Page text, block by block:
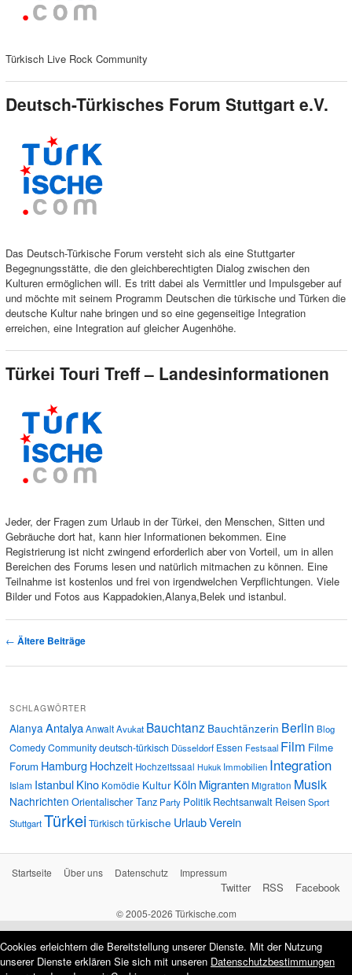
Türkisch Live Rock Community
Deutsch-Türkisches Forum Stuttgart e.V.
Das Deutsch-Türkische Forum versteht sich als eine Stuttgarter
Begegnungsstätte, die den gleichberechtigten Dialog zwischen den
Kulturen ermöglichen will. Es tritt dabei als Vermittler und Impulsgeber auf
und möchte mit seinem Programm Deutschen die türkische und Türken die
deutsche Kultur nahe bringen und so eine gegenseitige Integration
erreichen, eine Integration auf gleicher Augenhöhe.
Türkei Touri Treff – Landesinformationen
Jeder, der Fragen zum Urlaub in der Türkei, den Menschen, Sitten und
Gebräuche dort hat, kann hier Informationen bekommen. Eine
Registrierung ist nicht zwingend erforderlich aber von Vorteil, um in allen
Bereichen des Forums lesen und natürlich mitmachen zu können. Eine
Teilnahme ist kostenlos und frei von irgendwelchen Verpflichtungen. Viele
Bilder und Fotos aus Kappadokien,Alanya,Belek und istanbul.
Artikelnavigation
← Ältere Beiträge
SCHLAGWÖRTER
Alanya AntalyaAnwaltAvukat Bauchtanz Bauchtänzerin Berlin Blog
ComedyCommunitydeutsch-türkisch Düsseldorf Essen Festsaal Film Filme
Forum Hamburg Hochzeit Hochzeitssaal Hukuk Immobilien Integration
Islam IstanbulKino Komödie Kultur Köln MigrantenMigration Musik
Nachrichten Orientalischer Tanz Party Politik Rechtsanwalt ReisenSport
StuttgartTürkeiTürkisch türkische UrlaubVerein
Startseite Über uns Datenschutz Impressum
Facebook
RSS
Twitter
© 2005-2026 Türkische.com
Cookies erleichtern die Bereitstellung unserer Dienste. Mit der Nutzung
unserer Dienste erklären Sie sich mit unseren Datenschutzbestimmungen